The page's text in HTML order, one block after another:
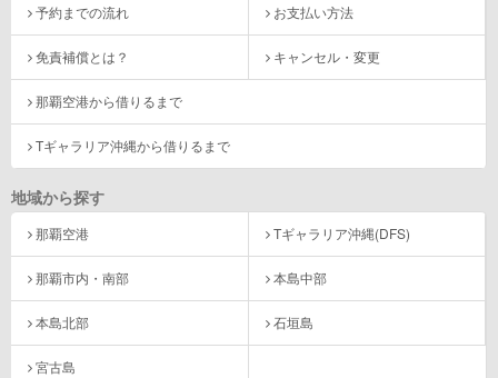
予約までの流れ お支払い方法
免責補償とは？ キャンセル・変更
那覇空港から借りるまで
Tギャラリア沖縄から借りるまで
地域から探す
那覇空港 Tギャラリア沖縄(DFS)
那覇市内・南部 本島中部
本島北部 石垣島
宮古島